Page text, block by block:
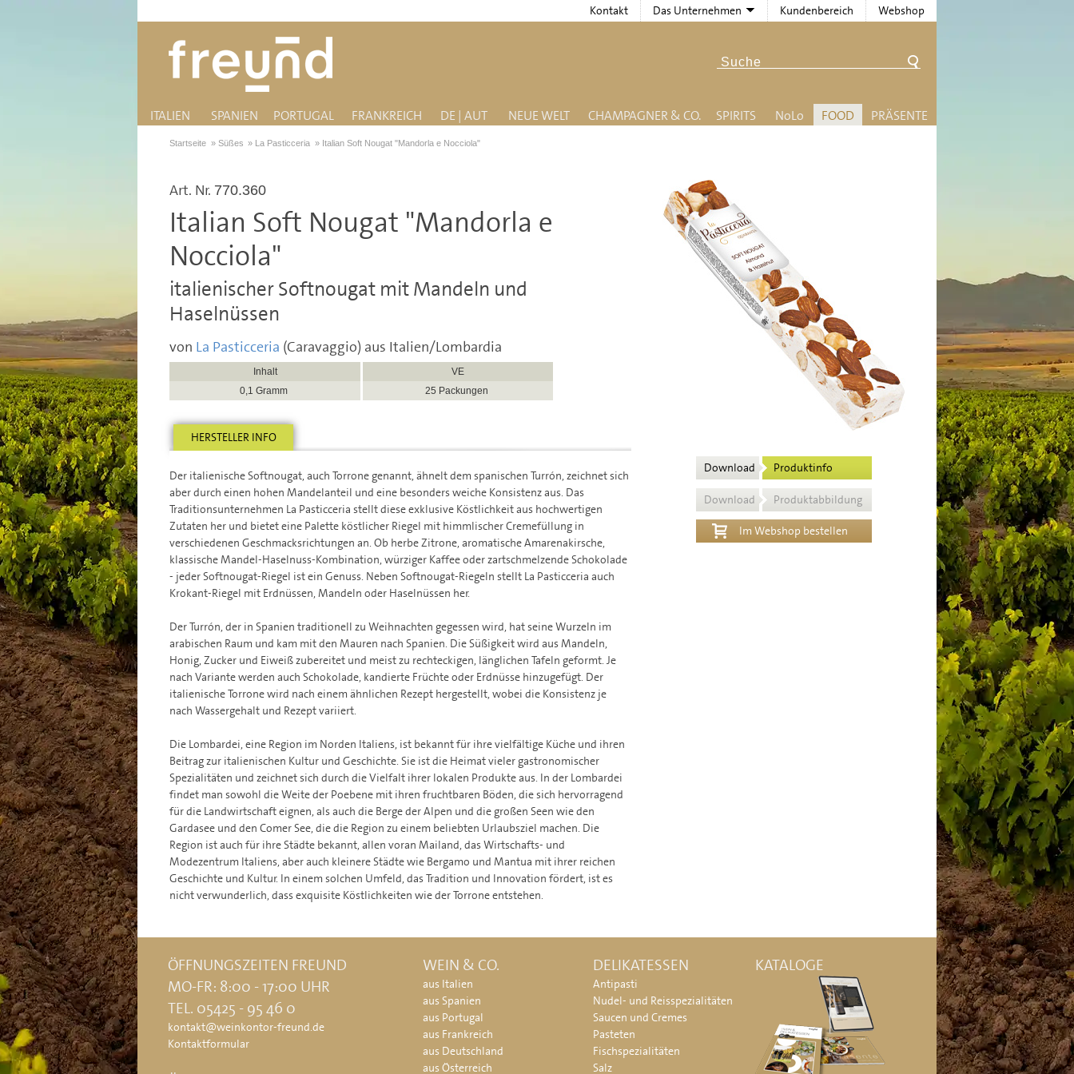
Kontakt Das Unternehmen Kundenbereich Webshop
ITALIEN SPANIEN PORTUGAL FRANKREICH DE | AUT NEUE WELT CHAMPAGNER & CO. SPIRITS NoLo FOOD PRÄSENTE
Startseite » Süßes » La Pasticceria » Italian Soft Nougat "Mandorla e Nocciola"
Art. Nr. 770.360
Italian Soft Nougat "Mandorla e
Nocciola"
italienischer Softnougat mit Mandeln und
Haselnüssen
von La Pasticceria (Caravaggio) aus Italien/Lombardia
Inhalt
VE
0,1 Gramm
25 Packungen
HERSTELLER INFO
Der italienische Softnougat, auch Torrone genannt, ähnelt dem spanischen Turrón, zeichnet sich
aber durch einen hohen Mandelanteil und eine besonders weiche Konsistenz aus. Das
Traditionsunternehmen La Pasticceria stellt diese exklusive Köstlichkeit aus hochwertigen
Zutaten her und bietet eine Palette köstlicher Riegel mit himmlischer Cremefüllung in
verschiedenen Geschmacksrichtungen an. Ob herbe Zitrone, aromatische Amarenakirsche,
klassische Mandel-Haselnuss-Kombination, würziger Kaffee oder zartschmelzende Schokolade
- jeder Softnougat-Riegel ist ein Genuss. Neben Softnougat-Riegeln stellt La Pasticceria auch
Krokant-Riegel mit Erdnüssen, Mandeln oder Haselnüssen her.
Der Turrón, der in Spanien traditionell zu Weihnachten gegessen wird, hat seine Wurzeln im
arabischen Raum und kam mit den Mauren nach Spanien. Die Süßigkeit wird aus Mandeln,
Honig, Zucker und Eiweiß zubereitet und meist zu rechteckigen, länglichen Tafeln geformt. Je
nach Variante werden auch Schokolade, kandierte Früchte oder Erdnüsse hinzugefügt. Der
italienische Torrone wird nach einem ähnlichen Rezept hergestellt, wobei die Konsistenz je
nach Wassergehalt und Rezept variiert.
Die Lombardei, eine Region im Norden Italiens, ist bekannt für ihre vielfältige Küche und ihren
Beitrag zur italienischen Kultur und Geschichte. Sie ist die Heimat vieler gastronomischer
Spezialitäten und zeichnet sich durch die Vielfalt ihrer lokalen Produkte aus. In der Lombardei
findet man sowohl die Weite der Poebene mit ihren fruchtbaren Böden, die sich hervorragend
für die Landwirtschaft eignen, als auch die Berge der Alpen und die großen Seen wie den
Gardasee und den Comer See, die die Region zu einem beliebten Urlaubsziel machen. Die
Region ist auch für ihre Städte bekannt, allen voran Mailand, das Wirtschafts- und
Modezentrum Italiens, aber auch kleinere Städte wie Bergamo und Mantua mit ihrer reichen
Geschichte und Kultur. In einem solchen Umfeld, das Tradition und Innovation fördert, ist es
nicht verwunderlich, dass exquisite Köstlichkeiten wie der Torrone entstehen.
Download Produktinfo
Download Produktabbildung
Im Webshop bestellen
ÖFFNUNGSZEITEN FREUND
MO-FR: 8:00 - 17:00 UHR
TEL. 05425 - 95 46 0
kontakt@weinkontor-freund.de
Kontaktformular
WEIN & CO.
aus Italien
aus Spanien
aus Portugal
aus Frankreich
aus Deutschland
aus Österreich
DELIKATESSEN
Antipasti
Nudel- und Reisspezialitäten
Saucen und Cremes
Pasteten
Fischspezialitäten
Salz
KATALOGE